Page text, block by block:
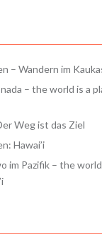
– Wandern im
– the world is a
Weg ist das Ziel
Hawai’i
im Pazifik – the